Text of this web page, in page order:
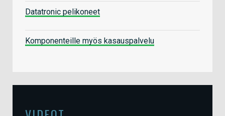
Datatronic pelikoneet
Komponenteille myös kasauspalvelu